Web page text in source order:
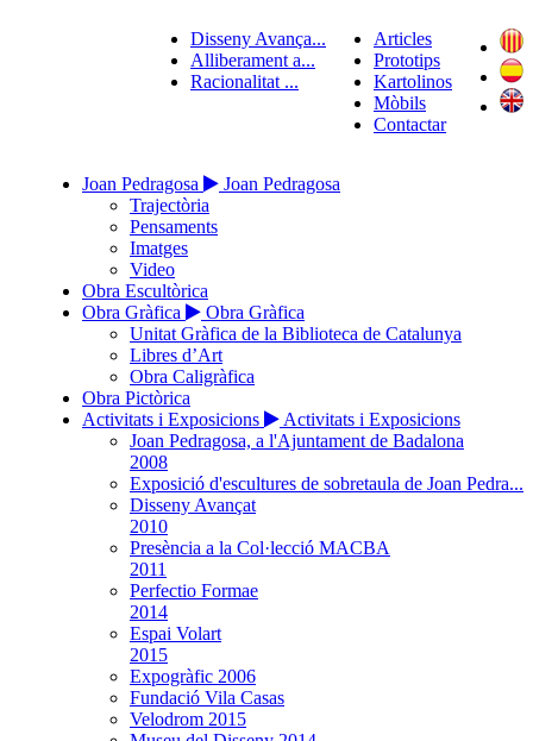
Articles
Prototips
Kartolinos
Mòbils
Contactar
Disseny Avança...
Alliberament a...
Racionalitat ...
Joan Pedragosa
Joan Pedragosa
Trajectòria
Pensaments
Imatges
Video
Obra Escultòrica
Obra Gràfica
Obra Gràfica
Unitat Gràfica de la Biblioteca de Catalunya
Libres d’Art
Obra Caligràfica
Obra Pictòrica
Activitats i Exposicions
Activitats i Exposicions
Joan Pedragosa, a l'Ajuntament de Badalona
2008
Exposició d'escultures de sobretaula de Joan Pedra...
Disseny Avançat
2010
Presència a la Col·lecció MACBA
2011
Perfectio Formae
2014
Espai Volart
2015
Expogràfic 2006
Fundació Vila Casas
Velodrom 2015